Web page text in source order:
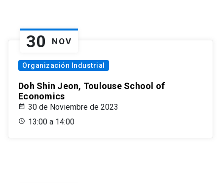
30 NOV
Organización Industrial
Doh Shin Jeon, Toulouse School of
Economics
30 de Noviembre de 2023
13:00 a 14:00